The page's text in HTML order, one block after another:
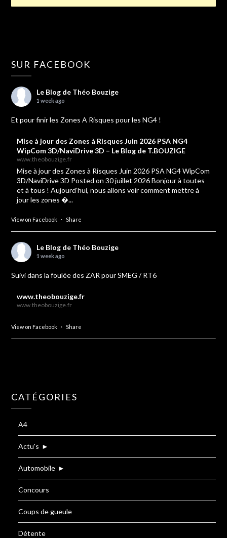
SUR FACEBOOK
Le Blog de Théo Bouzige
1 week ago
Et pour finir les Zones A Risques pour les NG4 !
Mise à jour des Zones à Risques Juin 2026 PSA NG4
WipCom 3D/NaviDrive 3D – Le Blog de T.BOUZIGE
www.theobouzige.fr
Mise à jour des Zones à Risques Juin 2026 PSA NG4 WipCom
3D/NaviDrive 3D Posted on 30 juillet 2026 Bonjour à toutes
et à tous ! Aujourd’hui, nous allons voir comment mettre à
jour les zones �...
View on Facebook · Share
Le Blog de Théo Bouzige
1 week ago
Suivi dans la foulée des ZAR pour SMEG / RT6
www.theobouzige.fr
www.theobouzige.fr
View on Facebook · Share
CATÉGORIES
A4
Actu's ►
Automobile ►
Concours
Coups de gueule
Détente